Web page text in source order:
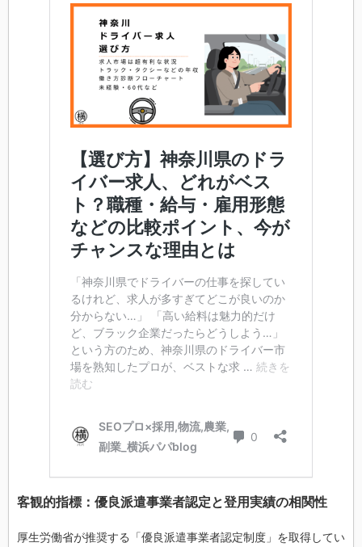
客観的指標：優良派遣事業者認定と登用実績の相関性
厚生労働省が推奨する「優良派遣事業者認定制度」を取得してい